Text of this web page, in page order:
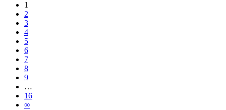
1
2
3
4
5
6
7
8
9
…
16
∞